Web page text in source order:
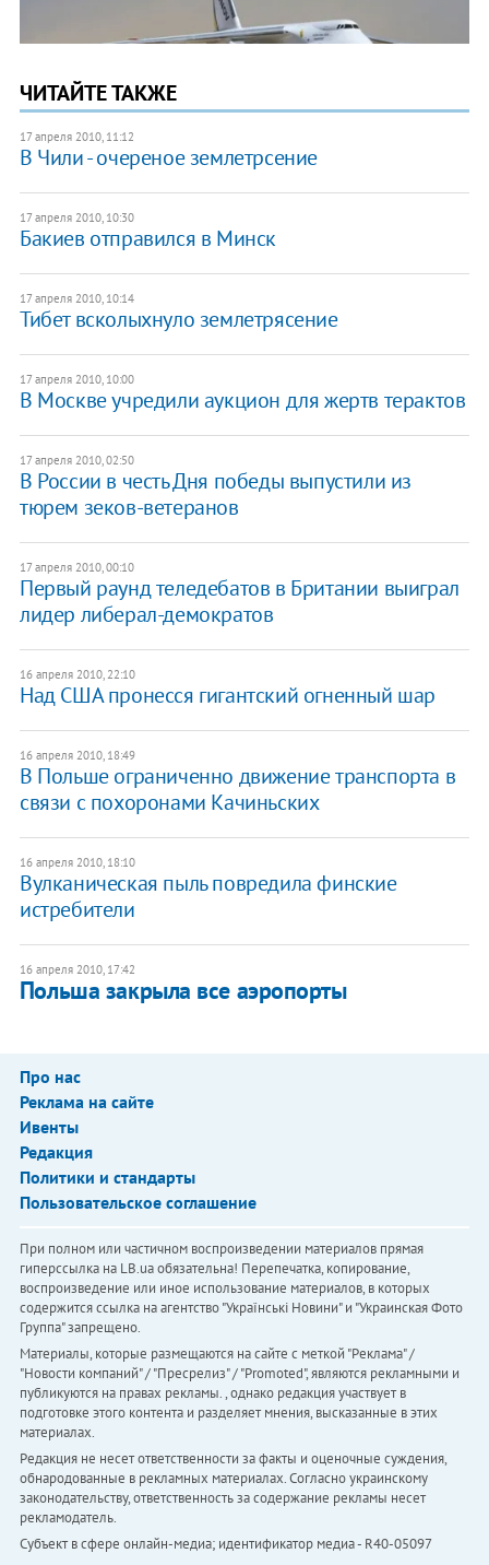
ЧИТАЙТЕ ТАКЖЕ
17 апреля 2010, 11:12
В Чили - очереное землетрсение
17 апреля 2010, 10:30
Бакиев отправился в Минск
17 апреля 2010, 10:14
Тибет всколыхнуло землетрясение
17 апреля 2010, 10:00
В Москве учредили аукцион для жертв терактов
17 апреля 2010, 02:50
В России в честь Дня победы выпустили из
тюрем зеков-ветеранов
17 апреля 2010, 00:10
Первый раунд теледебатов в Британии выиграл
лидер либерал-демократов
16 апреля 2010, 22:10
Над США пронесся гигантский огненный шар
16 апреля 2010, 18:49
В Польше ограниченно движение транспорта в
связи с похоронами Качиньских
16 апреля 2010, 18:10
Вулканическая пыль повредила финские
истребители
16 апреля 2010, 17:42
Польша закрыла все аэропорты
Про нас
Реклама на сайте
Ивенты
Редакция
Политики и стандарты
Пользовательское соглашение
При полном или частичном воспроизведении материалов прямая
гиперссылка на LB.ua обязательна! Перепечатка, копирование,
воспроизведение или иное использование материалов, в которых
содержится ссылка на агентство "Українськi Новини" и "Украинская Фото
Группа" запрещено.
Материалы, которые размещаются на сайте с меткой "Реклама" /
"Новости компаний" / "Пресрелиз" / "Promoted", являются рекламными и
публикуются на правах рекламы. , однако редакция участвует в
подготовке этого контента и разделяет мнения, высказанные в этих
материалах.
Редакция не несет ответственности за факты и оценочные суждения,
обнародованные в рекламных материалах. Согласно украинскому
законодательству, ответственность за содержание рекламы несет
рекламодатель.
Субъект в сфере онлайн-медиа; идентификатор медиа - R40-05097